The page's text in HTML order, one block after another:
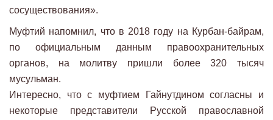
сосуществования».
Муфтий напомнил, что в 2018 году на Курбан-байрам,
по официальным данным правоохранительных
органов, на молитву пришли более 320 тысяч
мусульман.
Интересно, что с муфтием Гайнутдином согласны и
некоторые представители Русской православной